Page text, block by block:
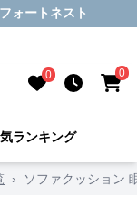
ォートネスト
0 0
ランキング
› ソファクッション